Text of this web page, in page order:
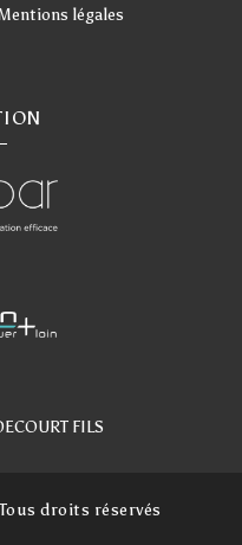
légales
prestations de DECOURT FILS
Mercerie en Dordogne
droits réservés